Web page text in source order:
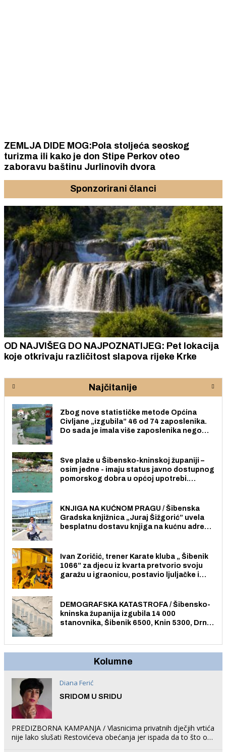
ZEMLJA DIDE MOG:Pola stoljeća seoskog
turizma ili kako je don Stipe Perkov oteo
zaboravu baštinu Jurlinovih dvora
Sponzorirani članci
OD NAJVIŠEG DO NAJPOZNATIJEG: Pet lokacija
koje otkrivaju različitost slapova rijeke Krke
Najčitanije
Zbog nove statističke metode Općina
Civljane „izgubila” 46 od 74 zaposlenika.
Do sada je imala više zaposlenika nego
Sve plaže u Šibensko-kninskoj županiji –
osim jedne - imaju status javno dostupnog
pomorskog dobra u općoj upotrebi.
KNJIGA NA KUĆNOM PRAGU / Šibenska
Gradska knjižnica „Juraj Šižgorić” uvela
besplatnu dostavu knjiga na kućnu adresu
Ivan Zoričić, trener Karate kluba „ Šibenik
1066” za djecu iz kvarta pretvorio svoju
garažu u igraonicu, postavio ljuljačke i
DEMOGRAFSKA KATASTROFA / Šibensko-
kninska županija izgubila 14 000
stanovnika, Šibenik 6500, Knin 5300, Drniš
Kolumne
Diana Ferić
SRIDOM U SRIDU
PREDIZBORNA KAMPANJA / Vlasnicima privatnih dječjih vrtića
nije lako slušati Restovićeva obećanja jer ispada da to što oni